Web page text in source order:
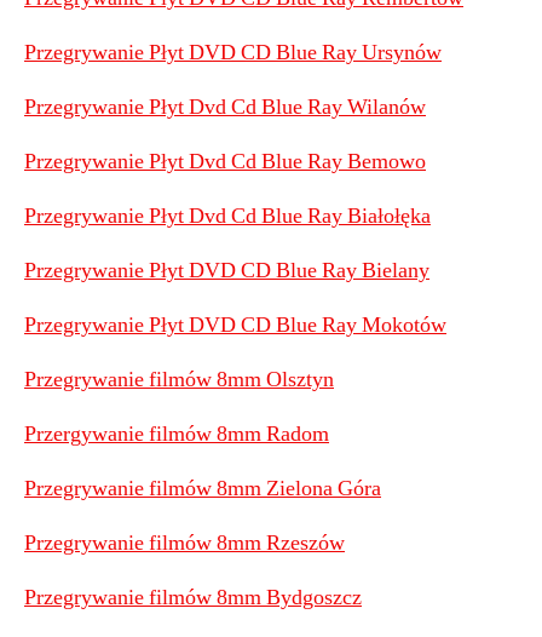
Przegrywanie Płyt DVD CD Blue Ray Ursynów
Przegrywanie Płyt Dvd Cd Blue Ray Wilanów
Przegrywanie Płyt Dvd Cd Blue Ray Bemowo
Przegrywanie Płyt Dvd Cd Blue Ray Białołęka
Przegrywanie Płyt DVD CD Blue Ray Bielany
Przegrywanie Płyt DVD CD Blue Ray Mokotów
Przegrywanie filmów 8mm Olsztyn
Przergywanie filmów 8mm Radom
Przegrywanie filmów 8mm Zielona Góra
Przegrywanie filmów 8mm Rzeszów
Przegrywanie filmów 8mm Bydgoszcz